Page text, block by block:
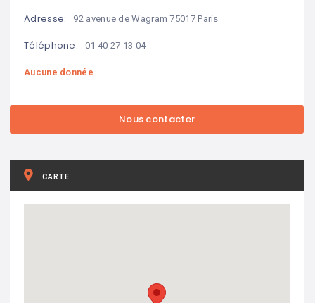
Adresse: 92 avenue de Wagram 75017 Paris
Téléphone: 01 40 27 13 04
Aucune donnée
CARTE